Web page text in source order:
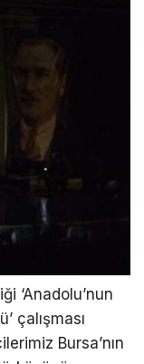
‘Anadolu’nun
çalışması
Bursa’nın